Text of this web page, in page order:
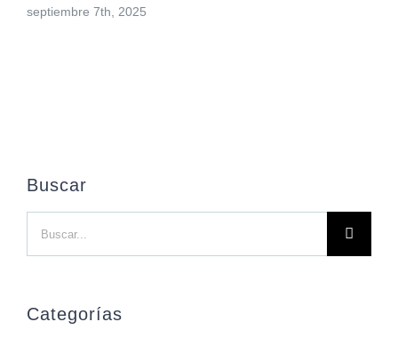
septiembre 7th, 2025
Buscar
Buscar:
Categorías